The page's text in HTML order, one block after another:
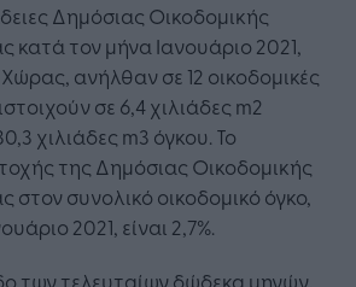
Δημόσιας Οικοδομικής
κατά τον μήνα Ιανουάριο 2021,
ανήλθαν σε 12 οικοδομικές
σε 6,4 χιλιάδες m2
χιλιάδες m3 όγκου. Το
της Δημόσιας Οικοδομικής
στον συνολικό οικοδομικό όγκο,
2021, είναι 2,7%.
των τελευταίων δώδεκα μηνών,